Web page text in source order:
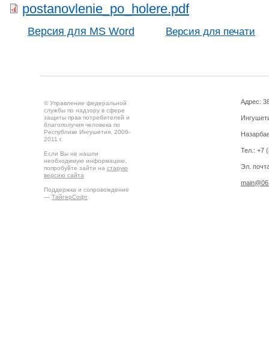
postanovlenie_po_holere.pdf
Версия для MS Word Версия для печати
© Управление федеральной
службы по надзору в сфере
защиты прав потребителей и
благополучия человека по
Республике Ингушетия, 2006-
2011 г.
Если Вы не нашли
необходимую информацию,
попробуйте зайти на старую
версию сайта
Поддержка и сопровождение
— ТайгерСофт
Адрес:
Тел.: +7
Эл.